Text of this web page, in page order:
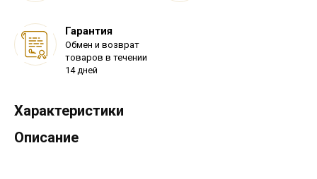
Гарантия
Обмен и возврат
товаров в течении
14 дней
Характеристики
Описание